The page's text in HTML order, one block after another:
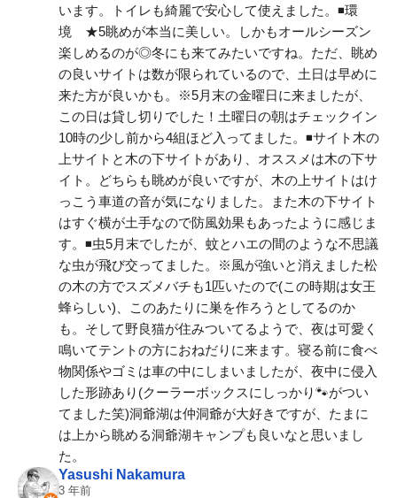
います。トイレも綺麗で安心して使えました。◾️環
境　★5眺めが本当に美しい。しかもオールシーズン
楽しめるのが◎冬にも来てみたいですね。ただ、眺め
の良いサイトは数が限られているので、土日は早めに
来た方が良いかも。※5月末の金曜日に来ましたが、
この日は貸し切りでした！土曜日の朝はチェックイン
10時の少し前から4組ほど入ってました。◾️サイト木の
上サイトと木の下サイトがあり、オススメは木の下サ
イト。どちらも眺めが良いですが、木の上サイトはけ
っこう車道の音が気になりました。また木の下サイト
はすぐ横が土手なので防風効果もあったように感じま
す。◾️虫5月末でしたが、蚊とハエの間のような不思議
な虫が飛び交ってました。※風が強いと消えました松
の木の方でスズメバチも1匹いたので(この時期は女王
蜂らしい)、このあたりに巣を作ろうとしてるのか
も。そして野良猫が住みついてるようで、夜は可愛く
鳴いてテントの方におねだりに来ます。寝る前に食べ
物関係やゴミは車の中にしまいましたが、夜中に侵入
した形跡あり(クーラーボックスにしっかり🐾がつい
てました笑)洞爺湖は仲洞爺が大好きですが、たまに
は上から眺める洞爺湖キャンプも良いなと思いまし
た。
Yasushi Nakamura
3 年前